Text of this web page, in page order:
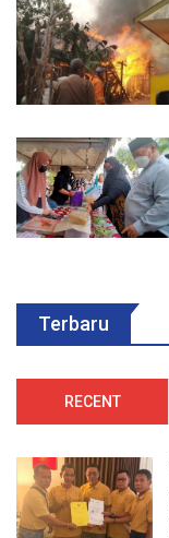
Terbaru
RECENT